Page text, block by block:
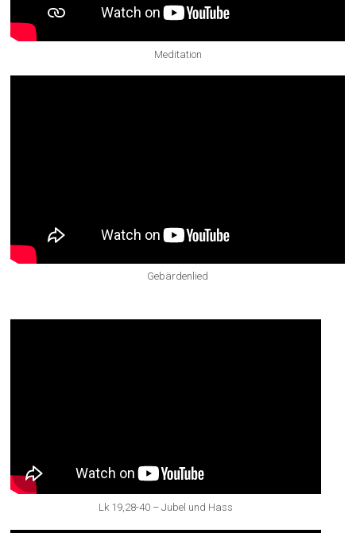
Meditation
Gebärdenlied
Lk 19,28-40 – Jubel und Hass